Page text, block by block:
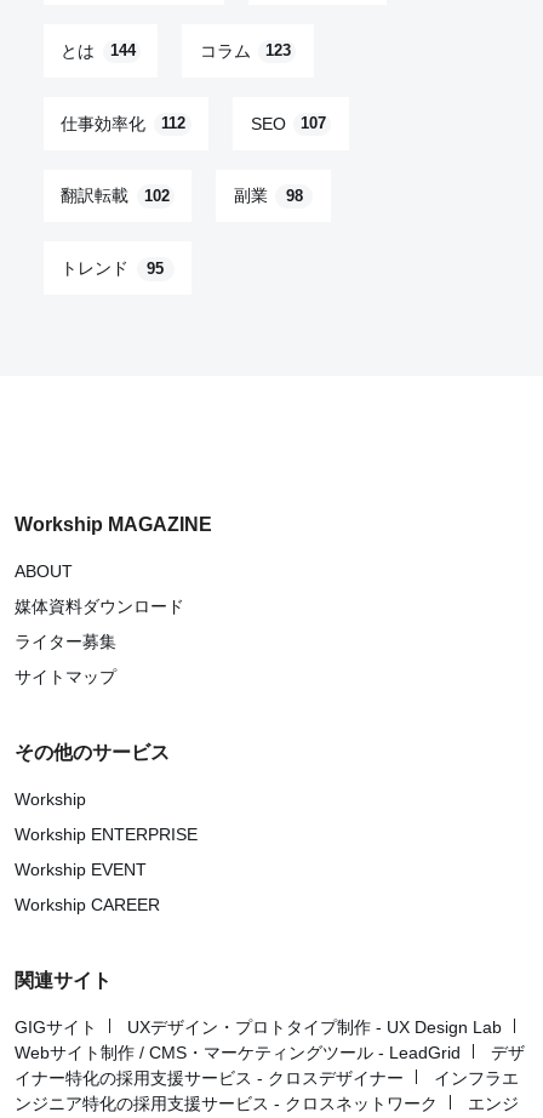
とは 144 コラム 123
仕事効率化 112 SEO 107
翻訳転載 102 副業 98
トレンド 95
Workship MAGAZINE
ABOUT
媒体資料ダウンロード
ライター募集
サイトマップ
その他のサービス
Workship
Workship ENTERPRISE
Workship EVENT
Workship CAREER
関連サイト
GIGサイト
UXデザイン・プロトタイプ制作 - UX Design Lab
Webサイト制作 / CMS・マーケティングツール - LeadGrid
デザ
イナー特化の採用支援サービス - クロスデザイナー
インフラエ
ンジニア特化の採用支援サービス - クロスネットワーク
エンジ